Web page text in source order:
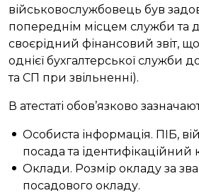
військовослужбовець був
попереднім місцем служби та
своєрідний фінансовий звіт,
однієї бухгалтерської служби
та СП при звільненні).
В атестаті обов’язково
Особиста інформація. ПІБ,
посада та ідентифікаційний
Оклади. Розмір окладу за
посадового окладу.